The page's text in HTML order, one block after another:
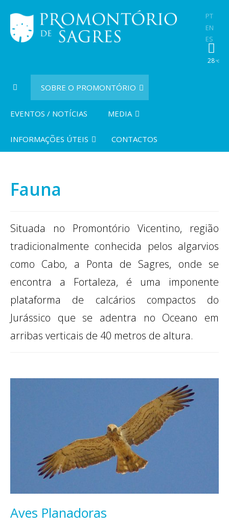
PT
EN
ES
28 ºC
SOBRE O PROMONTÓRIO
EVENTOS / NOTÍCIAS MEDIA
INFORMAÇÕES ÚTEIS CONTACTOS
Fauna
Situada no Promontório Vicentino, região
tradicionalmente conhecida pelos algarvios
como Cabo, a Ponta de Sagres, onde se
encontra a Fortaleza, é uma imponente
plataforma de calcários compactos do
Jurássico que se adentra no Oceano em
arribas verticais de 40 metros de altura.
Aves Planadoras